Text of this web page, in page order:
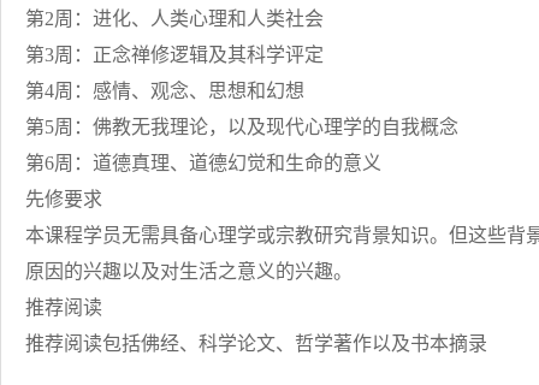
第2周：进化、人类心理和人类社会
第3周：正念禅修逻辑及其科学评定
第4周：感情、观念、思想和幻想
第5周：佛教无我理论，以及现代心理学的自我概念
第6周：道德真理、道德幻觉和生命的意义
先修要求
本课程学员无需具备心理学或宗教研究背景知识。但这些
原因的兴趣以及对生活之意义的兴趣。
推荐阅读
推荐阅读包括佛经、科学论文、哲学著作以及书本摘录